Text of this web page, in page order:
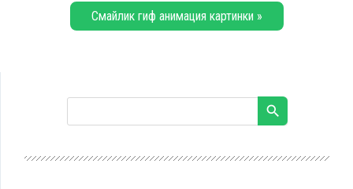
Смайлик гиф анимация картинки »